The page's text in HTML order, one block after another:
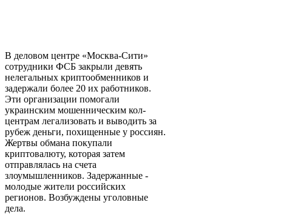
В деловом центре «Москва-Сити»
сотрудники ФСБ закрыли девять
нелегальных криптообменников и
задержали более 20 их работников.
Эти организации помогали
украинским мошенническим кол-
центрам легализовать и выводить за
рубеж деньги, похищенные у россиян.
Жертвы обмана покупали
криптовалюту, которая затем
отправлялась на счета
злоумышленников. Задержанные -
молодые жители российских
регионов. Возбуждены уголовные
дела.